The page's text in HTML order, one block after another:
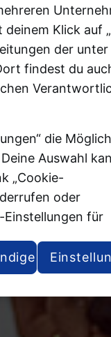
deinem Klick auf
der unter
findest du
die
Auswahl
„Cookie-
oder
Einstellungen für
geöffnet hast,
der Tab
anschließend